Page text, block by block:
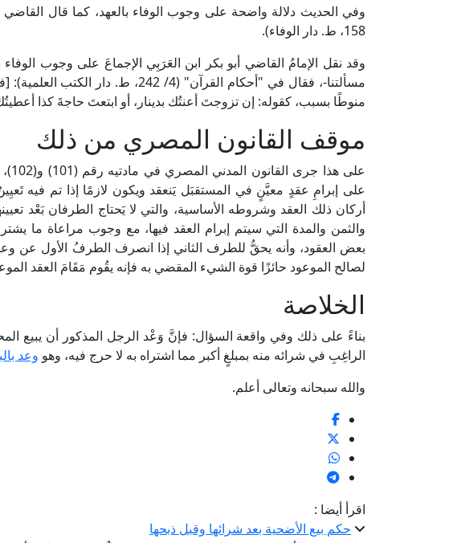
158، ط. دار الوفاء).
وقد نقل الإمامُ القاضي أبو بكر ابن العَرَبِي الإجماعَ على وجوب
مسألتنا-، فقال في "أحكام القرآن" (4/
منوطًا بسبب، كقوله: إن تزوجتَ أعنتُك بدينار، أو ابتعتَ حاجةَ كذا
موقف القانون المصري من ذلك
على إبرامِ عقدٍ معيَّنٍ في المستقبَل يَنعقد ويكون لازمًا إذا تم فيه
أركان ذلك العقد وشروطه الأساسية، والتي لا يَحتاج الطرفان بَعْد
والثمن والمدة التي سيتم إبرام العقد فيها، مع وجوب مراعاة ما
بعض العقود، وأنه يحقُّ للطرف الثاني إذا انصرف الطرفُ الأول عن
لصالح الموعود حائزًا قوة الشيء المقضي به فإنه يقُوم مَقَامَ العقد
الخلاصة
بناءً على ذلك وفي واقعة السؤال: فإنَّ وَعْد الرجل المذكور أن يبيع
الراغِبِ في شرائه منه بمبلغٍ أكبر مما اشتراه به لا حرج فيه، وهو وعد
والله سبحانه وتعالى أعلم.
اقرأ أيضا :
حكم بيع الأضحية بعد شرائها وقبل ذبحها